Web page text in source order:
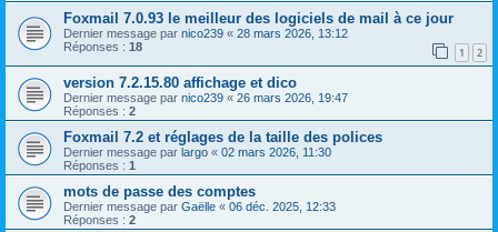
Foxmail 7.0.93 le meilleur des logiciels de mail à ce jour
Dernier message par nico239 « 28 mars 2026, 13:12
Réponses : 18 1 2
version 7.2.15.80 affichage et dico
Dernier message par nico239 « 26 mars 2026, 19:47
Réponses : 2
Foxmail 7.2 et réglages de la taille des polices
Dernier message par largo « 02 mars 2026, 11:30
Réponses : 1
mots de passe des comptes
Dernier message par Gaëlle « 06 déc. 2025, 12:33
Réponses : 2